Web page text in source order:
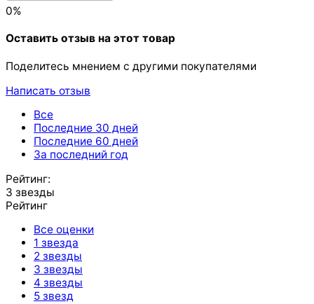
0%
Оставить отзыв на этот товар
Поделитесь мнением с другими покупателями
Написать отзыв
Все
Последние 30 дней
Последние 60 дней
За последний год
Рейтинг:
3 звезды
Рейтинг
Все оценки
1 звезда
2 звезды
3 звезды
4 звезды
5 звезд